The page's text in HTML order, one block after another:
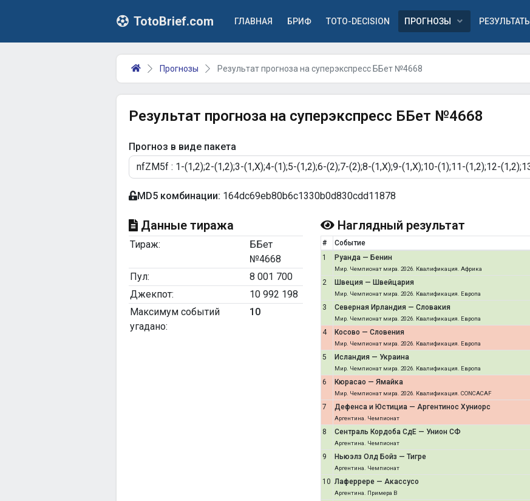
TotoBrief.com ГЛАВНАЯ БРИФ TOTO-DECISION ПРОГНОЗЫ РЕЗУЛЬТАТЫ
Прогнозы Результат прогноза на суперэкспресс ББет №4668
Результат прогноза на суперэкспресс ББет №4668
Прогноз в виде пакета
MD5 комбинации: 164dc69eb80b6c1330b0d830cdd11878
Данные тиража
Тираж:
ББет
№4668
Пул:
8 001 700
Джекпот:
10 992 198
Максимум событий
угадано:
10
Наглядный результат
# Событие
1
Руанда — Бенин
Мир. Чемпионат мира. 2026. Квалификация. Африка
2 Швеция — Швейцария
Мир. Чемпионат мира. 2026. Квалификация. Европа
3 Северная Ирландия — Словакия
Мир. Чемпионат мира. 2026. Квалификация. Европа
4 Косово — Словения
Мир. Чемпионат мира. 2026. Квалификация. Европа
5 Исландия — Украина
Мир. Чемпионат мира. 2026. Квалификация. Европа
6 Кюрасао — Ямайка
Мир. Чемпионат мира. 2026. Квалификация. CONCACAF
7 Дефенса и Юстициа — Аргентинос Хуниорс
Аргентина. Чемпионат
8 Сентраль Кордоба СдЕ — Унион СФ
Аргентина. Чемпионат
9 Ньюэлз Олд Бойз — Тигре
Аргентина. Чемпионат
10 Лаферрере — Акассусо
Аргентина. Примера B